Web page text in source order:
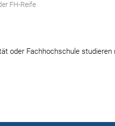
FH-Reife
oder Fachhochschule